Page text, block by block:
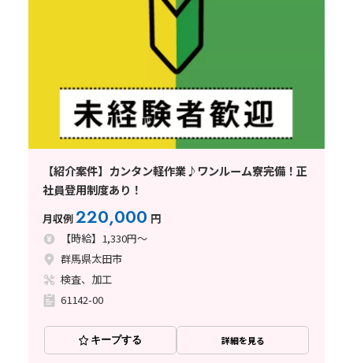
【紹介案件】カンタン軽作業♪ワンルーム寮完備！正
社員登用制度あり！
月収例220,000 円
【時給】1,330円～
群馬県太田市
検査、加工
61142-00
キープする 詳細を見る